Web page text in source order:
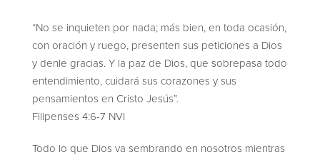
“No se inquieten por nada; más bien, en toda ocasión,
con oración y ruego, presenten sus peticiones a Dios
y denle gracias. Y la paz de Dios, que sobrepasa todo
entendimiento, cuidará sus corazones y sus
pensamientos en Cristo Jesús”.
Filipenses 4:6-7 NVI
Todo lo que Dios va sembrando en nosotros mientras